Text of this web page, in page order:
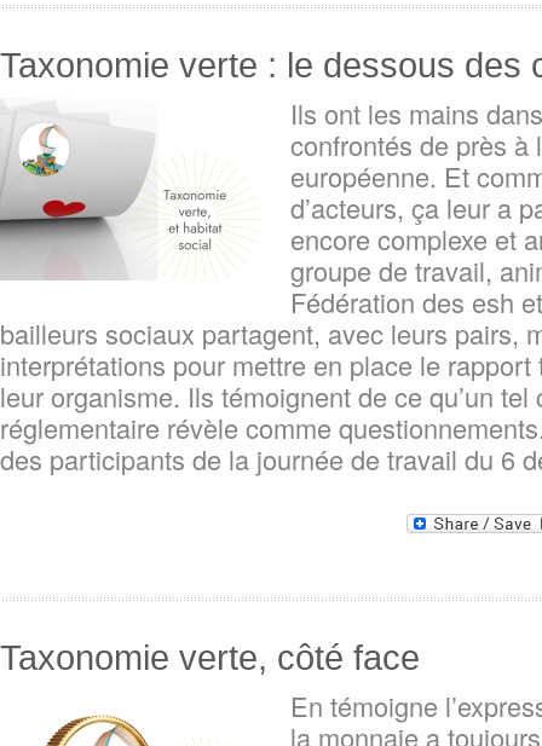
Taxonomie verte : le dessous des
Ils ont les mains
confrontés de près à
européenne. Et
d’acteurs, ça leur a
encore complexe et
groupe de travail,
Fédération des esh
bailleurs sociaux partagent, avec leurs pairs,
interprétations pour mettre en place le
leur organisme. Ils témoignent de ce qu’un tel
réglementaire révèle comme
des participants de la journée de travail du 6
Taxonomie verte, côté face
En témoigne
la monnaie a